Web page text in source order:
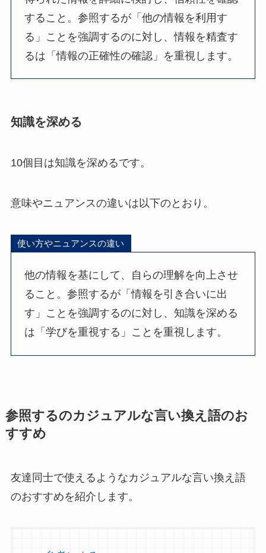
すること。参照するが「他の情報を利用す
る」ことを強調するのに対し、情報を精査す
るは「情報の正確性の確認」を重視します。
知識を深める
10個目は知識を深めるです。
意味やニュアンスの違いは以下のとおり。
使い方やニュアンスの違い
他の情報を基にして、自らの理解を向上させ
ること。参照するが「情報を引き合いに出
す」ことを強調するのに対し、知識を深める
は「学びを重視する」ことを重視します。
参照するのカジュアルな言い換え語のお
すすめ
友達同士で使えるようなカジュアルな言い換え語
のおすすめを紹介します。